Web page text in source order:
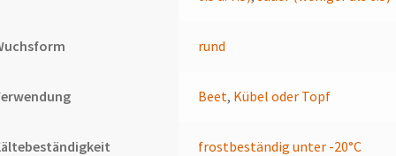
rund
Beet, Kübel oder Topf
frostbeständig unter -20°C